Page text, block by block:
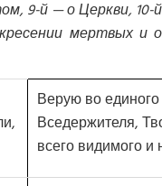
9-й — о Церкви, 10-й
мертвых и о
Верую во
Вседержителя,
всего видимого и